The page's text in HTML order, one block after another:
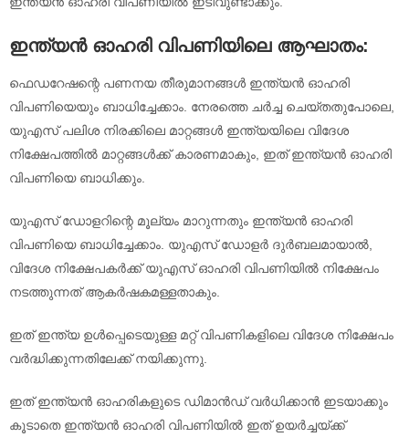
ഇന്ത്യൻ ഓഹരി വിപണിയിലെ ആഘാതം:
ഫെഡറേഷന്റെ പണനയ തീരുമാനങ്ങൾ ഇന്ത്യൻ ഓഹരി
വിപണിയെയും ബാധിച്ചേക്കാം. നേരത്തെ ചർച്ച ചെയ്തതുപോലെ,
യുഎസ് പലിശ നിരക്കിലെ മാറ്റങ്ങൾ ഇന്ത്യയിലെ വിദേശ
നിക്ഷേപത്തിൽ മാറ്റങ്ങൾക്ക് കാരണമാകും, ഇത് ഇന്ത്യൻ ഓഹരി
വിപണിയെ ബാധിക്കും.
യുഎസ് ഡോളറിന്റെ മൂല്യം മാറുന്നതും ഇന്ത്യൻ ഓഹരി
വിപണിയെ ബാധിച്ചേക്കാം. യുഎസ് ഡോളർ ദുർബലമായാൽ,
വിദേശ നിക്ഷേപകർക്ക് യുഎസ് ഓഹരി വിപണിയിൽ നിക്ഷേപം
നടത്തുന്നത് ആകർഷകമള്ളതാകും.
ഇത് ഇന്ത്യ ഉൾപ്പെടെയുള്ള മറ്റ് വിപണികളിലെ വിദേശ നിക്ഷേപം
വർദ്ധിക്കുന്നതിലേക്ക് നയിക്കുന്നു.
ഇത് ഇന്ത്യൻ ഓഹരികളുടെ ഡിമാൻഡ് വർധിക്കാൻ ഇടയാക്കും
കൂടാതെ ഇന്ത്യൻ ഓഹരി വിപണിയിൽ ഇത് ഉയർച്ചയ്ക്ക്